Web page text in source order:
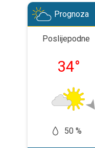
Prognoza
Poslijepodne
34°
50 %